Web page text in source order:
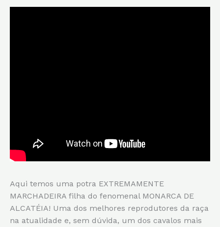
Aqui temos uma potra EXTREMAMENTE
MARCHADEIRA filha do fenomenal MONARCA DE
ALCATÉIA! Uma dos melhores reprodutores da raça
na atualidade e, sem dúvida, um dos cavalos mais